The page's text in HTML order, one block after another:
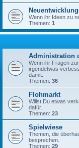
Wenn ihr Ideen zu
Themen: 1
Administration
Wenn ihr Fragen
irgendetwas
damit.
Themen: 36
Flohmarkt
Willst Du etwas
dafür.
Themen: 23
Spielwiese
Themen, die
besprechen.
Themen: 29